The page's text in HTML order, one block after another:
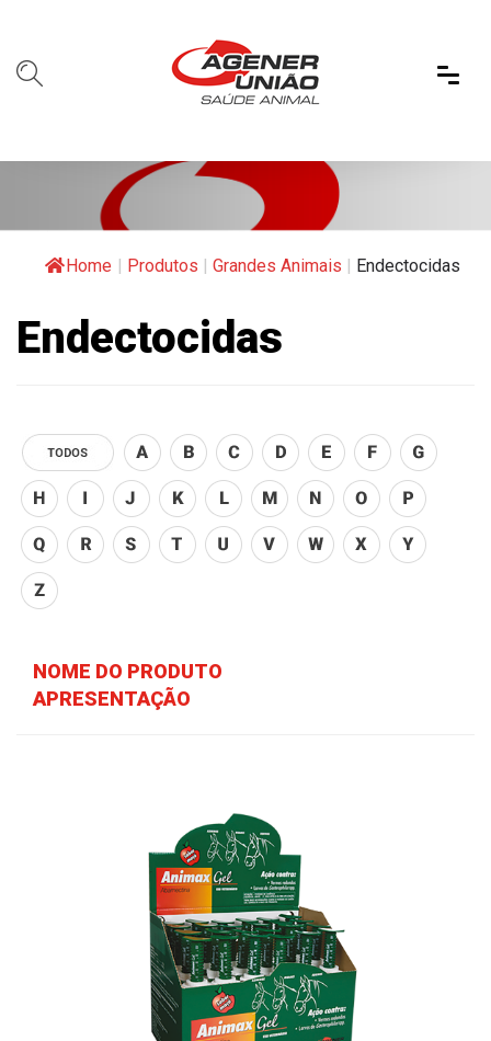
Home | Produtos | Grandes Animais | Endectocidas
Endectocidas
NOME DO PRODUTO
APRESENTAÇÃO